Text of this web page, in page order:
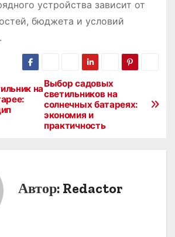
устройства зависит от
бюджета и условий
Выбор садовых
светильников на
солнечных батареях:
экономия и
практичность
на
Автор: Redactor